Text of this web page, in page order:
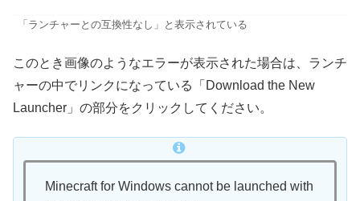
「ランチャーとの互換性なし」と表示されている
このとき画像のようなエラーが表示された場合は、ランチ
ャーの中でリンクになっている「Download the New
Launcher」の部分をクリックしてください。
Minecraft for Windows cannot be launched with